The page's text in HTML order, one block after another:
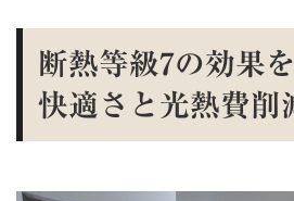
断熱等級7の効果
快適さと光熱費削